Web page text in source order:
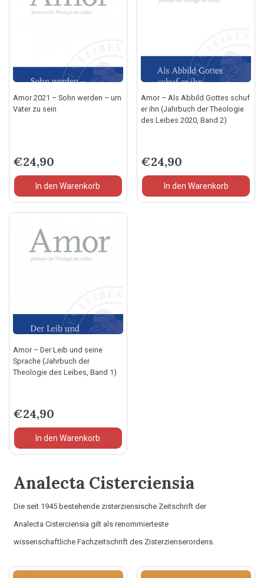
Amor 2021 – Sohn werden – um
Vater zu sein
€24,90
In den Warenkorb
Amor – Als Abbild Gottes schuf
er ihn (Jahrbuch der Theologie
des Leibes 2020, Band 2)
€24,90
In den Warenkorb
Amor – Der Leib und seine
Sprache (Jahrbuch der
Theologie des Leibes, Band 1)
€24,90
In den Warenkorb
Analecta Cisterciensia
Die seit 1945 bestehende zisterziensische Zeitschrift der
Analecta Cisterciensia gilt als renommierteste
wissenschaftliche Fachzeitschrift des Zisterzienserordens.